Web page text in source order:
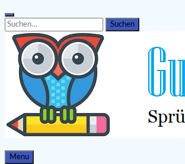
Search
for:
Search
Gutscheinspruch.de
Menu